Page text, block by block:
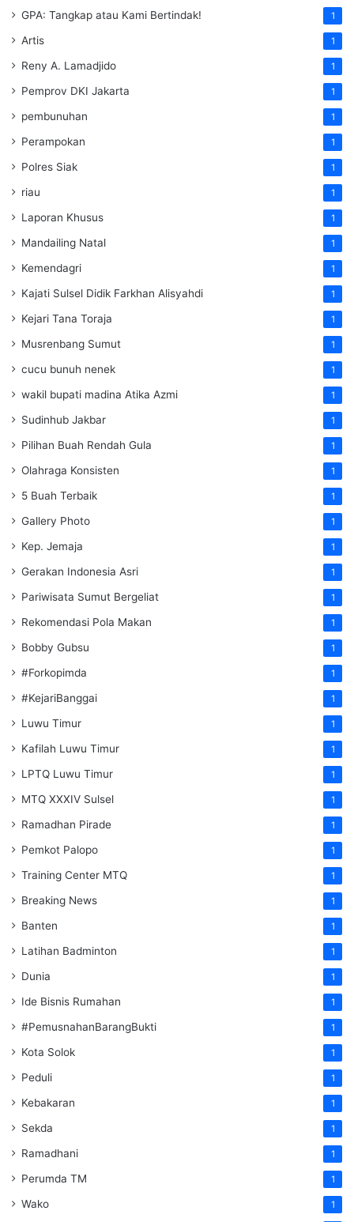
GPA: Tangkap atau Kami Bertindak! 1
Artis 1
Reny A. Lamadjido 1
Pemprov DKI Jakarta 1
pembunuhan 1
Perampokan 1
Polres Siak 1
riau 1
Laporan Khusus 1
Mandailing Natal 1
Kemendagri 1
Kajati Sulsel Didik Farkhan Alisyahdi 1
Kejari Tana Toraja 1
Musrenbang Sumut 1
cucu bunuh nenek 1
wakil bupati madina Atika Azmi 1
Sudinhub Jakbar 1
Pilihan Buah Rendah Gula 1
Olahraga Konsisten 1
5 Buah Terbaik 1
Gallery Photo 1
Kep. Jemaja 1
Gerakan Indonesia Asri 1
Pariwisata Sumut Bergeliat 1
Rekomendasi Pola Makan 1
Bobby Gubsu 1
#Forkopimda 1
#KejariBanggai 1
Luwu Timur 1
Kafilah Luwu Timur 1
LPTQ Luwu Timur 1
MTQ XXXIV Sulsel 1
Ramadhan Pirade 1
Pemkot Palopo 1
Training Center MTQ 1
Breaking News 1
Banten 1
Latihan Badminton 1
Dunia 1
Ide Bisnis Rumahan 1
#PemusnahanBarangBukti 1
Kota Solok 1
Peduli 1
Kebakaran 1
Sekda 1
Ramadhani 1
Perumda TM 1
Wako 1